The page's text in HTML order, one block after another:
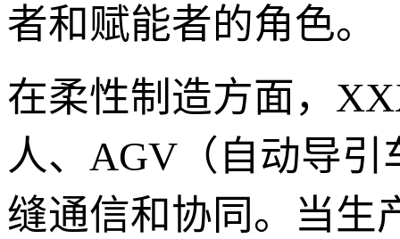
者和赋能者的角色。
在柔性制造方面，
人、AGV（自动导
缝通信和协同。当生